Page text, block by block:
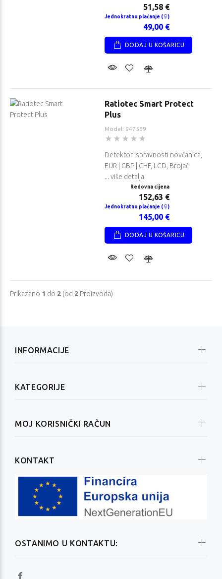
51,58 €
Jednokratno plaćanje ( )
49,00 €
DODAJ U KOŠARICU
Ratiotec Smart Protect
Plus
Model: 947569
Detektor ispravnosti novčanica,
EUR | GBP | CHF, LCD, Brojač
... više detalja
Redovna cijena
152,63 €
Jednokratno plaćanje ( )
145,00 €
DODAJ U KOŠARICU
Prikazano 1 do 2 (od 2 Proizvoda)
OSTANIMO U KONTAKTU:
INFORMACIJE
KATEGORIJE
MOJ KORISNIČKI RAČUN
KONTAKT